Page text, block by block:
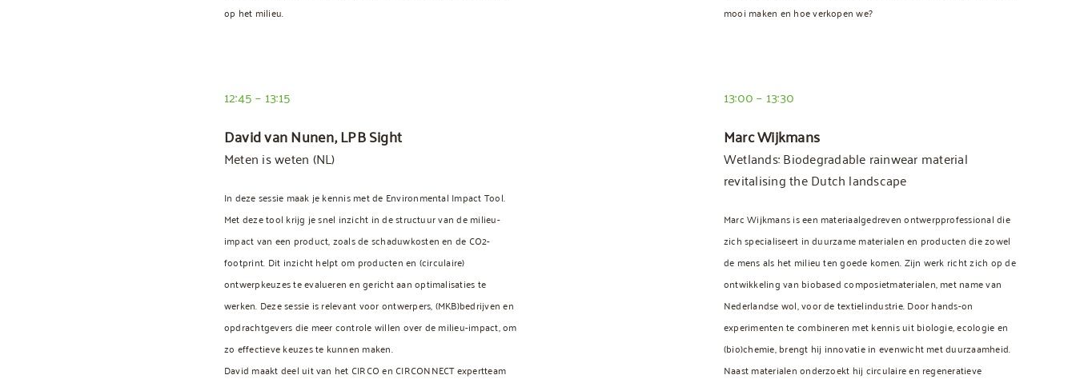
op het milieu.
mooi maken en hoe verkopen we?
12:45 – 13:15
David van Nunen, LPB Sight
Meten is weten (NL)
In deze sessie maak je kennis met de Environmental Impact Tool.
Met deze tool krijg je snel inzicht in de structuur van de milieu-
impact van een product, zoals de schaduwkosten en de CO2-
footprint. Dit inzicht helpt om producten en (circulaire)
ontwerpkeuzes te evalueren en gericht aan optimalisaties te
werken. Deze sessie is relevant voor ontwerpers, (MKB)bedrijven en
opdrachtgevers die meer controle willen over de milieu-impact, om
zo effectieve keuzes te kunnen maken.
David maakt deel uit van het CIRCO en CIRCONNECT expertteam
13:00 – 13:30
Marc Wijkmans
Wetlands: Biodegradable rainwear material
revitalising the Dutch landscape
Marc Wijkmans is een materiaalgedreven ontwerpprofessional die
zich specialiseert in duurzame materialen en producten die zowel
de mens als het milieu ten goede komen. Zijn werk richt zich op de
ontwikkeling van biobased composietmaterialen, met name van
Nederlandse wol, voor de textielindustrie. Door hands-on
experimenten te combineren met kennis uit biologie, ecologie en
(bio)chemie, brengt hij innovatie in evenwicht met duurzaamheid.
Naast materialen onderzoekt hij circulaire en regeneratieve